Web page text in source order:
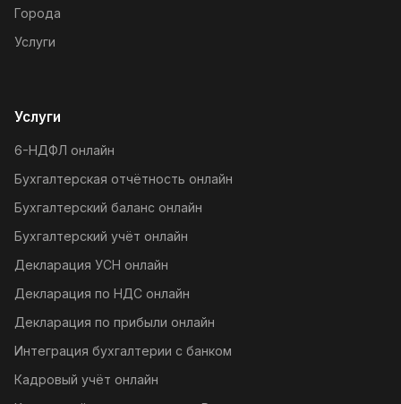
Города
Услуги
Услуги
6-НДФЛ онлайн
Бухгалтерская отчётность онлайн
Бухгалтерский баланс онлайн
Бухгалтерский учёт онлайн
Декларация УСН онлайн
Декларация по НДС онлайн
Декларация по прибыли онлайн
Интеграция бухгалтерии с банком
Кадровый учёт онлайн